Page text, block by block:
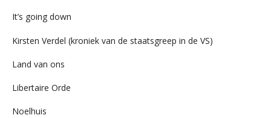
It’s going down
Kirsten Verdel (kroniek van de staatsgreep in de VS)
Land van ons
Libertaire Orde
Noelhuis